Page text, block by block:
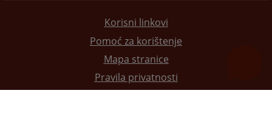
Korisni linkovi
Pomoć za korištenje
Mapa stranice
Pravila privatnosti